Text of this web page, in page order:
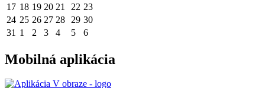
17 18 19 20 21 22 23
24 25 26 27 28 29 30
31 1 2 3 4 5 6
Mobilná aplikácia